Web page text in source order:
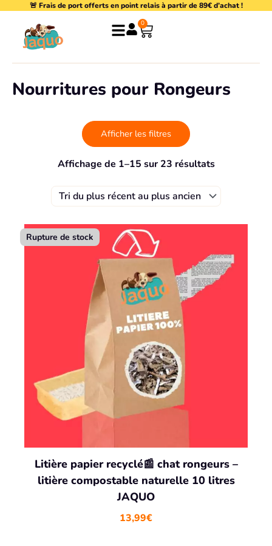
contenu
🚨 Frais de port offerts en point relais à partir de 89€ d’achat !
0
Panier
Nourritures pour Rongeurs
Afficher les filtres
Affichage de 1–15 sur 23 résultatsTrié
plus
récent
au
ancien
Litière papier recyclé📰 chat rongeurs –
litière compostable naturelle 10 litres
JAQUO
Rupture de stock
13,99€
Page Page